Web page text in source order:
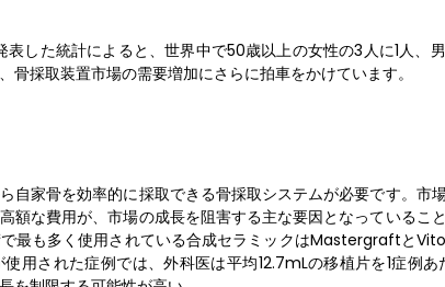
した統計によると、世界中で50歳以上の女性の3人に1人、
骨採取装置市場の需要増加にさらに拍車をかけています。
自家骨を効率的に採取できる骨採取システムが必要です。市
額な費用が、市場の成長を阻害する主な要因となっているこ
最も多く使用されている合成セラミックはMastergraftと
用された症例では、外科医は平均12.7mLの移植片を1症例